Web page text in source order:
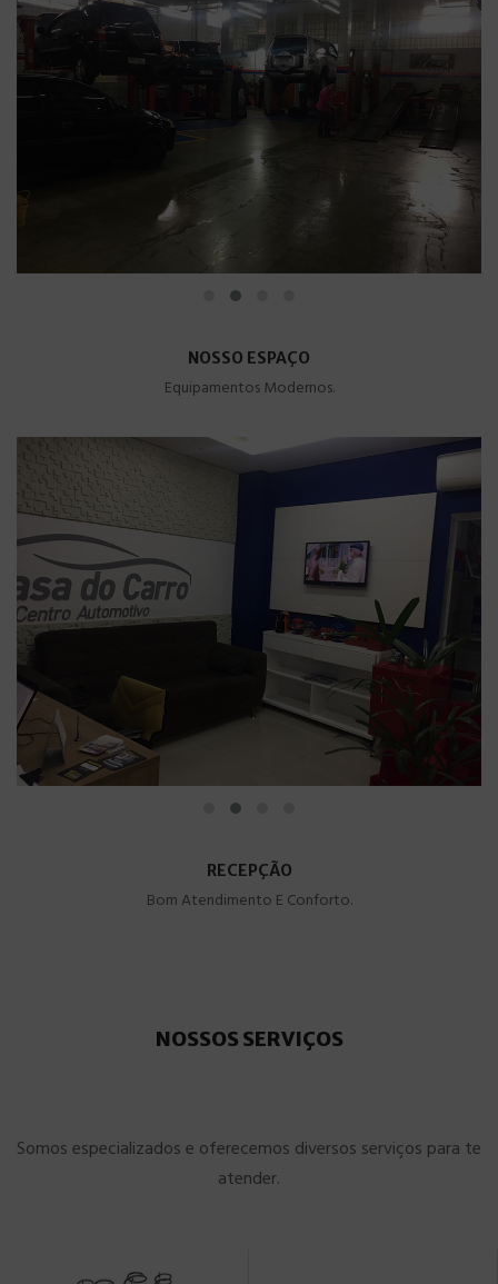
NOSSO ESPAÇO
Equipamentos Modernos.
RECEPÇÃO
Bom Atendimento E Conforto.
NOSSOS SERVIÇOS
Somos especializados e oferecemos diversos serviços para te
atender.